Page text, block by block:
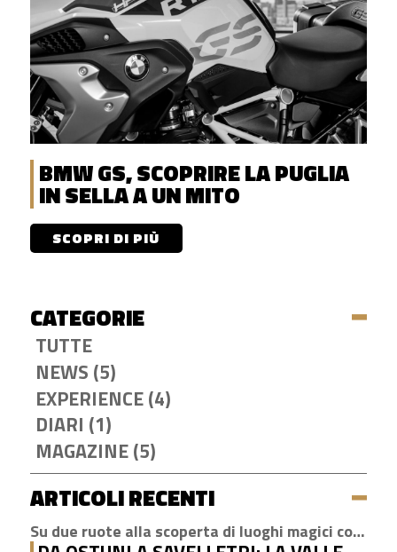
BMW GS, SCOPRIRE LA PUGLIA
IN SELLA A UN MITO
SCOPRI DI PIÙ
CATEGORIE
TUTTE
NEWS (5)
EXPERIENCE (4)
DIARI (1)
MAGAZINE (5)
ARTICOLI RECENTI
Su due ruote alla scoperta di luoghi magici come Cisternino, Locorotondo e Alberobello